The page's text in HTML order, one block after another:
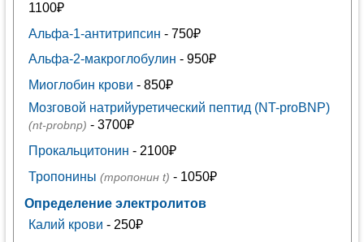
1100₽
Альфа-1-антитрипсин - 750₽
Альфа-2-макроглобулин - 950₽
Миоглобин крови - 850₽
Мозговой натрийуретический пептид (NT-proBNP)
(nt-probnp) - 3700₽
Прокальцитонин - 2100₽
Тропонины (тропонин t) - 1050₽
Определение электролитов
Калий крови - 250₽